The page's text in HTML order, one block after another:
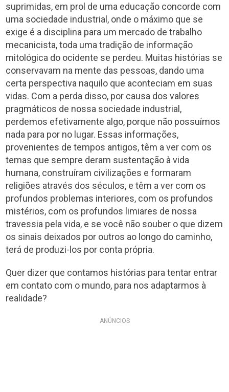
suprimidas, em prol de uma educação concorde com
uma sociedade industrial, onde o máximo que se
exige é a disciplina para um mercado de trabalho
mecanicista, toda uma tradição de informação
mitológica do ocidente se perdeu. Muitas histórias se
conservavam na mente das pessoas, dando uma
certa perspectiva naquilo que aconteciam em suas
vidas. Com a perda disso, por causa dos valores
pragmáticos de nossa sociedade industrial,
perdemos efetivamente algo, porque não possuímos
nada para por no lugar. Essas informações,
provenientes de tempos antigos, têm a ver com os
temas que sempre deram sustentação à vida
humana, construíram civilizações e formaram
religiões através dos séculos, e têm a ver com os
profundos problemas interiores, com os profundos
mistérios, com os profundos limiares de nossa
travessia pela vida, e se você não souber o que dizem
os sinais deixados por outros ao longo do caminho,
terá de produzi-los por conta própria.
Quer dizer que contamos histórias para tentar entrar
em contato com o mundo, para nos adaptarmos à
realidade?
ANÚNCIOS